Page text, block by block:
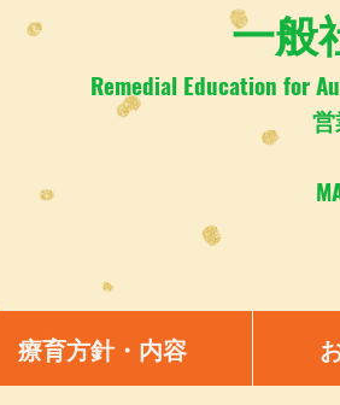
一般
Remedial Education for
療育方針・内容